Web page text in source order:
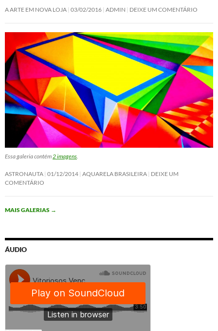
A ARTE EM NOVA LOJA 03/02/2016 ADMIN DEIXE UM COMENTÁRIO
Essa galeria contém2 imagens.
ASTRONAUTA 01/12/2014 AQUARELA BRASILEIRA DEIXE UM
COMENTÁRIO
MAIS GALERIAS →
ÁUDIO